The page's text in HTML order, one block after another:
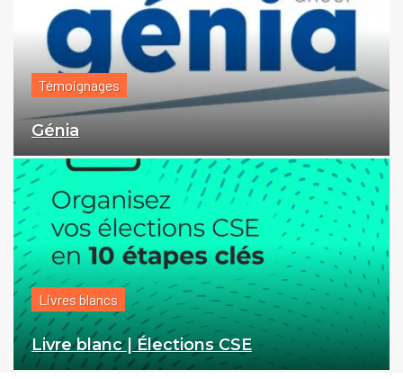
Témoignages
Génia
Livres blancs
Livre blanc | Élections CSE